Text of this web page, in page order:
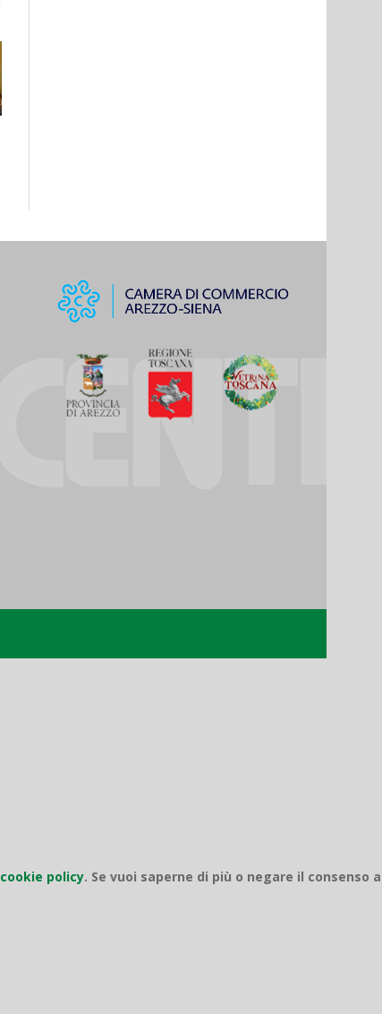
cookie policy. Se vuoi saperne di più o negare il consenso a